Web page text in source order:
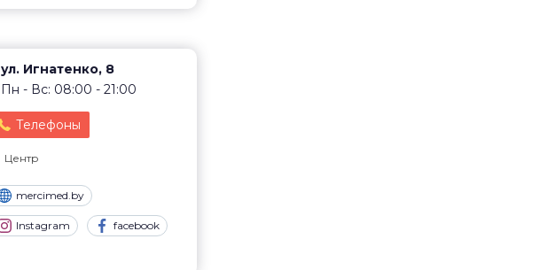
ул. Игнатенко, 8
Пн - Вс: 08:00 - 21:00
Телефоны
Центр
mercimed.by
Instagram facebook